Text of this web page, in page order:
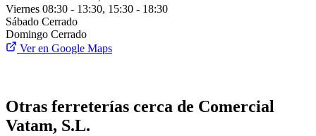
Viernes 08:30 - 13:30, 15:30 - 18:30
Sábado Cerrado
Domingo Cerrado
Ver en Google Maps
Otras ferreterías cerca de Comercial
Vatam, S.L.